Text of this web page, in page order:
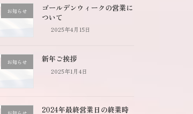
お知らせ
ゴールデンウィークの営業に
ついて
2025年4月15日
お知らせ 新年ご挨拶
2025年1月4日
2024年最終営業日の終業時